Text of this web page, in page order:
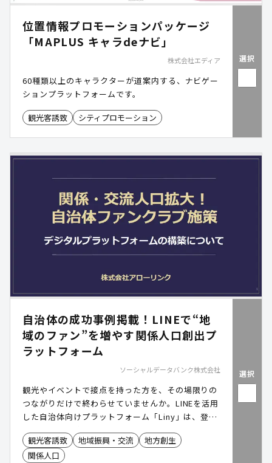
位置情報プロモーションパッケージ
「MAPLUS キャラdeナビ」
株式会社エディア
60種類以上のキャラクターが道案内する、ナビゲー
ションプラットフォームです。
観光客誘致 シティプロモーション
選択
自治体の成功事例掲載！LINEで“地
域のファン”を増やす関係人口創出プ
ラットフォーム
ソーシャルデータバンク株式会社
観光やイベントで接点を持った方を、その場限りの
つながりだけで終わらせていませんか。LINEを活用
した自治体向けプラットフォーム「Liny」は、登
録・分析・継続的な関係づくりを一元管理し、関係
人口の状況を把握し、継続的な関係づくりを支える
仕組みを構築します。また、国が推進する「ふるさ
観光客誘致 地域振興・交流
地方創生
関係人口
選択